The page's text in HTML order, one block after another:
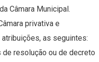
Câmara Municipal.
privativa e
as seguintes:
de resolução ou de decreto